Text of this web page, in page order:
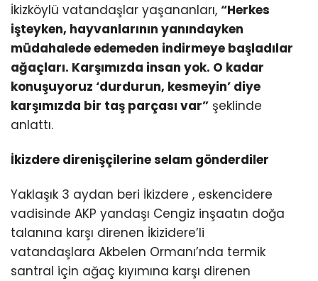
İkizköylü vatandaşlar yaşananları, “Herkes
işteyken, hayvanlarının yanındayken
müdahalede edemeden indirmeye başladılar
ağaçları. Karşımızda insan yok. O kadar
konuşuyoruz ‘durdurun, kesmeyin’ diye
karşımızda bir taş parçası var” şeklinde
anlattı.
İkizdere direnişçilerine selam gönderdiler
Yaklaşık 3 aydan beri İkizdere , eskencidere
vadisinde AKP yandaşı Cengiz inşaatın doğa
talanına karşı direnen İkizidere’li
vatandaşlara Akbelen Ormanı’nda termik
santral için ağaç kıyımına karşı direnen